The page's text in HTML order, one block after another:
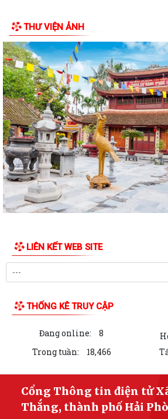
THƯ VIỆN ẢNH
LIÊN KẾT WEB SITE
THỐNG KÊ TRUY CẬP
Đang online: 8
Trong tuần:
18,466
Cổng Thông tin điện tử
Thắng, thành phố Hải